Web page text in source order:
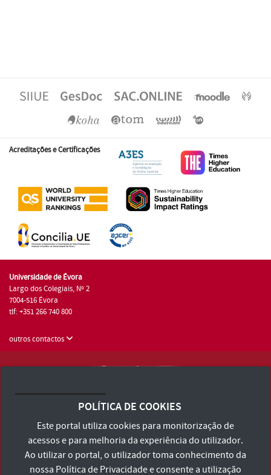
Acreditações e Certificações
Universidade de Évora
Largo dos Colegiais, Nº 2
7004-516 Évora
tlf: +351 266 740 800
outros contactos
Consulte os Termos e Condições e Política de Privacidade
Declaração de Acessibilidade
POLÍTICA DE COOKIES
Este portal utiliza cookies para monitorização de
acessos e para melhoria da experiência do utilizador.
Ao utilizar o portal, o utilizador toma conhecimento da
nossa Política de Privacidadee consente a utilização